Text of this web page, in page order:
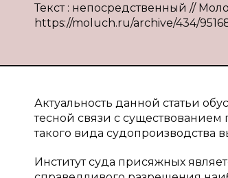
Текст : непосредственный //
https://moluch.ru/archive/434/
Актуальность данной статьи
тесной связи с существованием
такого вида судопроизводства
Институт суда присяжных